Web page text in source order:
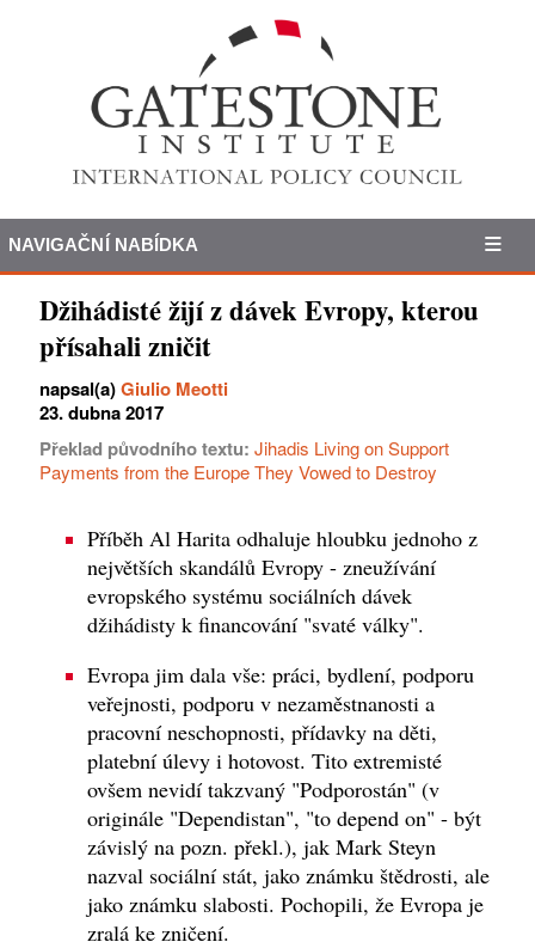
NAVIGAČNÍ NABÍDKA
Džihádisté žijí z dávek Evropy, kterou
přísahali zničit
napsal(a)Giulio Meotti
23. dubna 2017
Překlad původního textu: Jihadis Living on Support
Payments from the Europe They Vowed to Destroy
Příběh Al Harita odhaluje hloubku jednoho z
největších skandálů Evropy - zneužívání
evropského systému sociálních dávek
džihádisty k financování "svaté války".
Evropa jim dala vše: práci, bydlení, podporu
veřejnosti, podporu v nezaměstnanosti a
pracovní neschopnosti, přídavky na děti,
platební úlevy i hotovost. Tito extremisté
ovšem nevidí takzvaný "Podporostán" (v
originále "Dependistan", "to depend on" - být
závislý na pozn. překl.), jak Mark Steyn
nazval sociální stát, jako známku štědrosti, ale
jako známku slabosti. Pochopili, že Evropa je
zralá ke zničení.